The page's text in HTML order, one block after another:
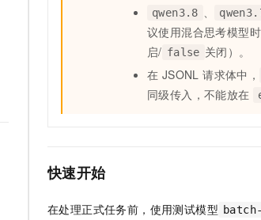
qwen3.8
议使用混合思考模型
启/ false 关闭）。
在 JSONL 请求体中，
同级传入，不能放在
快速开始
在处理正式任务前，使用测试模型